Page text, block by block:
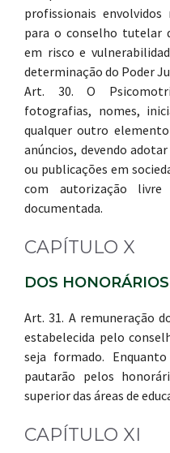
profissionais
para o conselho tutelar
em risco e
determinação do Poder
Art. 30. O
fotografias, nomes,
qualquer outro
anúncios, devendo
ou publicações em
com autorização livre
documentada.
CAPÍTULO X
DOS
Art. 31. A remuneração
estabelecida pelo
seja formado.
pautarão pelos
superior das áreas de
CAPÍTULO XI